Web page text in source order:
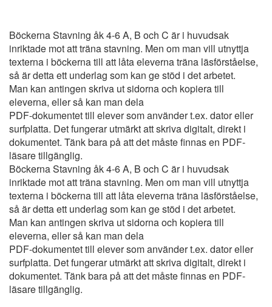
Böckerna Stavning åk 4-6 A, B och C är i huvudsak
inriktade mot att träna stavning. Men om man vill utnyttja
texterna i böckerna till att låta eleverna träna läsförståelse,
så är detta ett underlag som kan ge stöd i det arbetet.
Man kan antingen skriva ut sidorna och kopiera till
eleverna, eller så kan man dela
PDF-dokumentet till elever som använder t.ex. dator eller
surfplatta. Det fungerar utmärkt att skriva digitalt, direkt i
dokumentet. Tänk bara på att det måste finnas en PDF-
läsare tillgänglig.
Böckerna Stavning åk 4-6 A, B och C är i huvudsak
inriktade mot att träna stavning. Men om man vill utnyttja
texterna i böckerna till att låta eleverna träna läsförståelse,
så är detta ett underlag som kan ge stöd i det arbetet.
Man kan antingen skriva ut sidorna och kopiera till
eleverna, eller så kan man dela
PDF-dokumentet till elever som använder t.ex. dator eller
surfplatta. Det fungerar utmärkt att skriva digitalt, direkt i
dokumentet. Tänk bara på att det måste finnas en PDF-
läsare tillgänglig.